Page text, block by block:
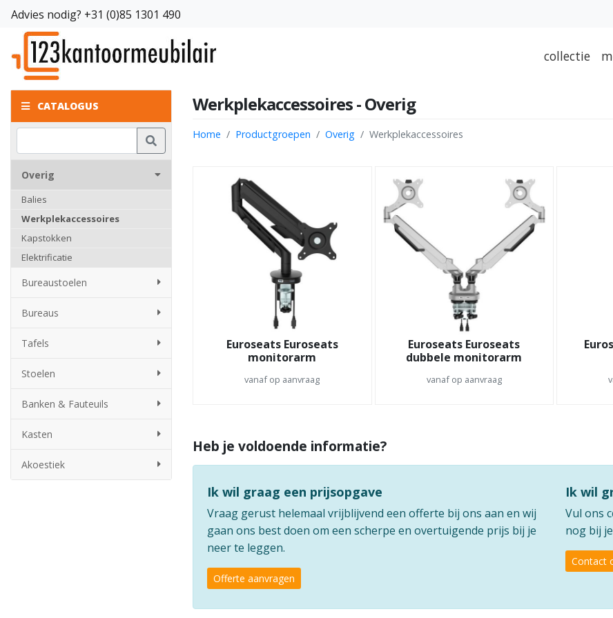
collectie
Advies nodig? +31 (0)85 1301 490
CATALOGUS
Overig
Balies
Werkplekaccessoires
Kapstokken
Elektrificatie
Bureaustoelen
Bureaus
Tafels
Stoelen
Banken & Fauteuils
Kasten
Akoestiek
Werkplekaccessoires - Overig
Home Productgroepen Overig Werkplekaccessoires
Euroseats Euroseats
monitorarm
vanaf op aanvraag
Euroseats Euroseats
dubbele monitorarm
vanaf op aanvraag
Heb je voldoende informatie?
Ik wil graag een prijsopgave
Vraag gerust helemaal vrijblijvend een offerte bij ons aan en wij
gaan ons best doen om een scherpe en overtuigende prijs bij je
neer te leggen.
Offerte aanvragen
Ik wil
Vul ons
nog bij
Contact